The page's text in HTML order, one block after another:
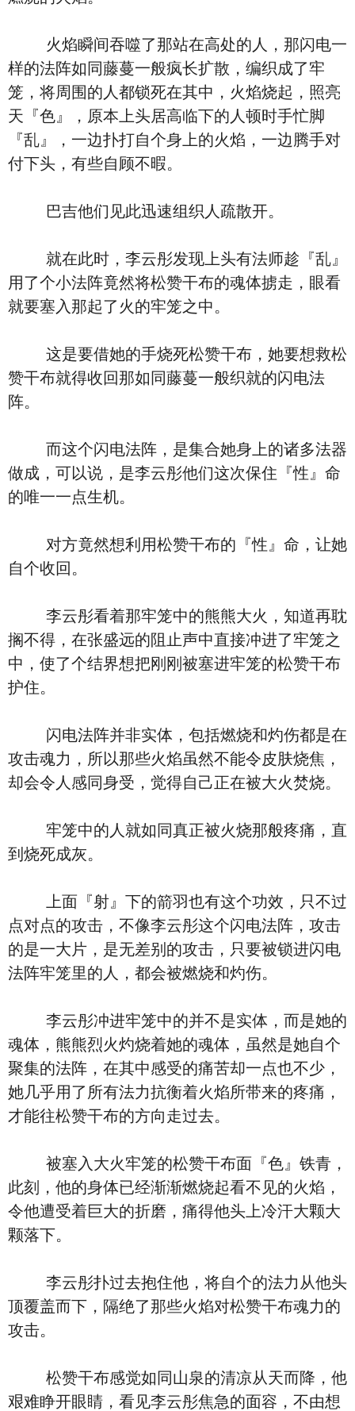
火焰瞬间吞噬了那站在高处的人，那闪电一
样的法阵如同藤蔓一般疯长扩散，编织成了牢
笼，将周围的人都锁死在其中，火焰烧起，照亮
天『色』，原本上头居高临下的人顿时手忙脚
『乱』，一边扑打自个身上的火焰，一边腾手对
付下头，有些自顾不暇。
巴吉他们见此迅速组织人疏散开。
就在此时，李云彤发现上头有法师趁『乱』
用了个小法阵竟然将松赞干布的魂体掳走，眼看
就要塞入那起了火的牢笼之中。
这是要借她的手烧死松赞干布，她要想救松
赞干布就得收回那如同藤蔓一般织就的闪电法
阵。
而这个闪电法阵，是集合她身上的诸多法器
做成，可以说，是李云彤他们这次保住『性』命
的唯一一点生机。
对方竟然想利用松赞干布的『性』命，让她
自个收回。
李云彤看着那牢笼中的熊熊大火，知道再耽
搁不得，在张盛远的阻止声中直接冲进了牢笼之
中，使了个结界想把刚刚被塞进牢笼的松赞干布
护住。
闪电法阵并非实体，包括燃烧和灼伤都是在
攻击魂力，所以那些火焰虽然不能令皮肤烧焦，
却会令人感同身受，觉得自己正在被大火焚烧。
牢笼中的人就如同真正被火烧那般疼痛，直
到烧死成灰。
上面『射』下的箭羽也有这个功效，只不过
点对点的攻击，不像李云彤这个闪电法阵，攻击
的是一大片，是无差别的攻击，只要被锁进闪电
法阵牢笼里的人，都会被燃烧和灼伤。
李云彤冲进牢笼中的并不是实体，而是她的
魂体，熊熊烈火灼烧着她的魂体，虽然是她自个
聚集的法阵，在其中感受的痛苦却一点也不少，
她几乎用了所有法力抗衡着火焰所带来的疼痛，
才能往松赞干布的方向走过去。
被塞入大火牢笼的松赞干布面『色』铁青，
此刻，他的身体已经渐渐燃烧起看不见的火焰，
令他遭受着巨大的折磨，痛得他头上冷汗大颗大
颗落下。
李云彤扑过去抱住他，将自个的法力从他头
顶覆盖而下，隔绝了那些火焰对松赞干布魂力的
攻击。
松赞干布感觉如同山泉的清凉从天而降，他
艰难睁开眼睛，看见李云彤焦急的面容，不由想